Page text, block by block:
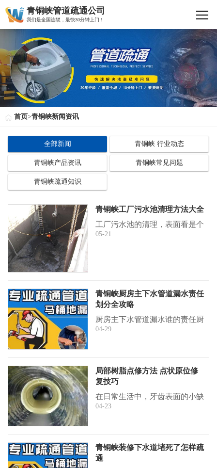
青铜峡管道疏通公司
我们是全国连锁，最快30分钟上门！
首页>青铜峡新闻资讯
全部新闻 青铜峡 行业动态
青铜峡产品资讯 青铜峡常见问题
青铜峡疏通知识
青铜峡工厂污水池清理方法大全
工厂污水池的清理，表面看是个
脏活累活，但背后牵涉到安全生
05-21
青铜峡厨房主下水管道漏水责任
划分全攻略
厨房主下水管道漏水谁的责任厨
房主下水管道一旦漏水，往往让
位于哪一...
04-29
局部树脂点修方法 点状原位修
复技巧
在日常生活中，牙齿表面的小缺
损、变色或微裂纹非常常见，传
应运而生...
04-23
青铜峡装修下水道堵死了怎样疏
通